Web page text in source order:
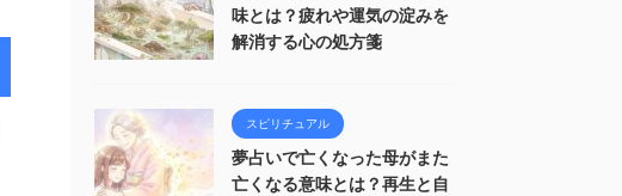
味とは？疲れや運気の淀みを
解消する心の処方箋
スピリチュアル
夢占いで亡くなった母がまた
亡くなる意味とは？再生と自